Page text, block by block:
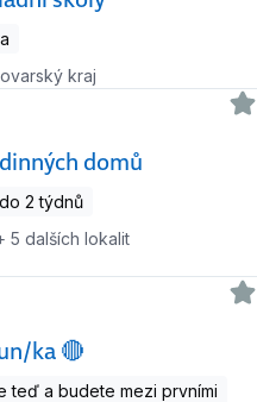
kraj
domů
2 týdnů
5 dalších lokalit
ka 🔴
teď a budete mezi prvními